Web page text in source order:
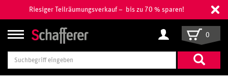
Riesiger Teilräumungsverkauf – bis zu 70 % sparen!
Suchbegriff
eingeben
0